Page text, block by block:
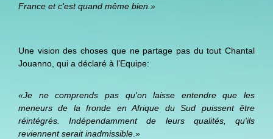
France et c'est quand même bien.»
Une vision des choses que ne partage pas du tout Chantal
Jouanno , qui a déclaré à l’Equipe:
«Je ne comprends pas qu'on laisse entendre que les
meneurs de la fronde en Afrique du Sud puissent être
réintégrés. Indépendamment de leurs qualités, qu'ils
reviennent serait inadmissible .»